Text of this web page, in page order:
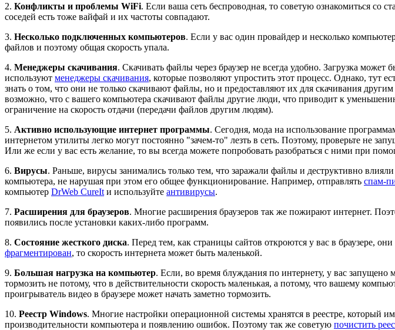
2. Конфликты и проблемы WiFi. Если ваша сеть беспроводная, то советую ознакомиться со
соседей есть тоже вайфай и их частоты совпадают.
3. Несколько подключенных компьютеров. Если у вас один провайдер и несколько
файлов и поэтому общая скорость упала.
4. Менеджеры скачивания. Скачивать файлы через браузер не всегда удобно. Загрузка
используют менеджеры скачивания, которые позволяют упростить этот процесс. Однако, тут
знать о том, что они не только скачивают файлы, но и предоставляют их для скачивания
возможно, что с вашего компьютера скачивают файлы другие люди, что приводит к
ограничение на скорость отдачи (передачи файлов другим людям).
5. Активно использующие интернет программы. Сегодня, мода на использование
интернетом утилиты легко могут постоянно "зачем-то" лезть в сеть. Поэтому, проверьте не
Или же если у вас есть желание, то вы всегда можете попробовать разобраться с ними при
6. Вирусы. Раньше, вирусы занимались только тем, что заражали файлы и деструктивно
компьютера, не нарушая при этом его общее функционирование. Например, отправлять спам-
компьютер DrWeb CureIt и используйте антивирусы.
7. Расширения для браузеров. Многие расширения браузеров так же пожирают интернет.
появились после установки каких-либо программ.
8. Состояние жесткого диска. Перед тем, как страницы сайтов откроются у вас в браузере,
фрагментирован, то скорость интернета может быть маленькой.
9. Большая нагрузка на компьютер. Если, во время блуждания по интернету, у вас
тормозить не потому, что в действительности скорость маленькая, а потому, что вашему
проигрыватель видео в браузере может начать заметно тормозить.
10. Реестр Windows. Многие настройки операционной системы хранятся в реестре, который
производительности компьютера и появлению ошибок. Поэтому так же советую почистить